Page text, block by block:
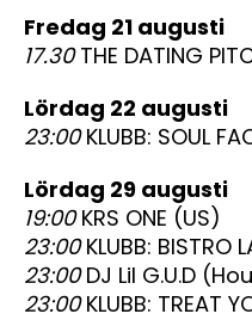
fredag 21 augusti
17.30THE DATING
lördag 22 augusti
23:00KLUBB: SOUL
lördag 29 augusti
19:00KRS ONE (US)
23:00KLUBB: BISTRO
23:00DJ Lil G.U.D
23:00KLUBB: TREAT